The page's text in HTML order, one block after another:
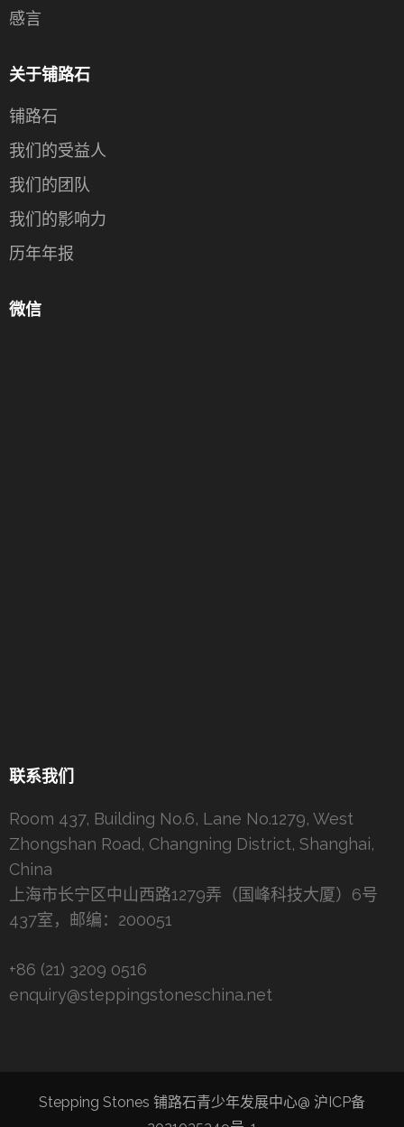
感言
关于铺路石
铺路石
我们的受益人
我们的团队
我们的影响力
历年年报
微信
联系我们
Room 437, Building No.6, Lane No.1279, West
Zhongshan Road, Changning District, Shanghai,
China
上海市长宁区中山西路1279弄（国峰科技大厦）6号
437室，邮编：200051
+86 (21) 3209 0516
enquiry@steppingstoneschina.net
Stepping Stones 铺路石青少年发展中心@ 沪ICP备